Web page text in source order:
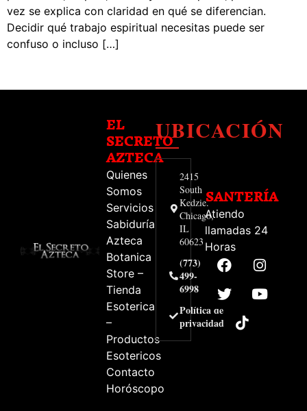
vez se explica con claridad en qué se diferencian.
Decidir qué trabajo espiritual necesitas puede ser
confuso o incluso […]
EL
SECRETO
AZTECA
Quienes
Somos
Servicios
Sabiduría
Azteca
Botanica
Store –
Tienda
Esoterica
–
Productos
Esotericos
Contacto
Horóscopo
UBICACIÓN
2415
South
Kedzie.
Chicago,
IL
60623
(773)
499-
6998
Política de
privacidad
SANTERÍA
Atiendo
llamadas 24
Horas